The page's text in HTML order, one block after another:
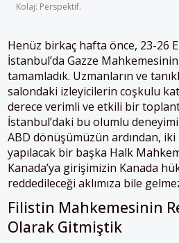
Kolaj: Perspektif.
Henüz birkaç hafta önce, 23-26
İstanbul’da Gazze
tamamladık. Uzmanların ve
salondaki izleyicilerin coşkulu
derece verimli ve etkili bir
İstanbul’daki bu olumlu
ABD dönüşümüzün ardından,
yapılacak bir başka Halk
Kanada’ya girişimizin Kanada
reddedileceği aklımıza bile
Filistin Mahkemesinin
Olarak Gitmiştik